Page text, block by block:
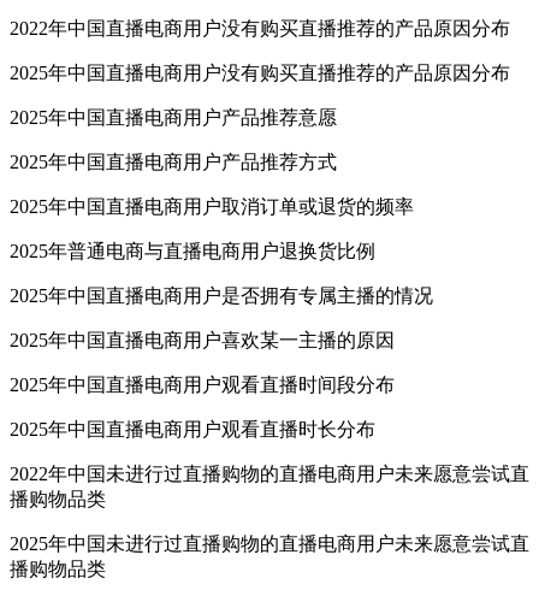
2022年中国直播电商用户没有购买直播推荐的产品原因分布
2025年中国直播电商用户没有购买直播推荐的产品原因分布
2025年中国直播电商用户产品推荐意愿
2025年中国直播电商用户产品推荐方式
2025年中国直播电商用户取消订单或退货的频率
2025年普通电商与直播电商用户退换货比例
2025年中国直播电商用户是否拥有专属主播的情况
2025年中国直播电商用户喜欢某一主播的原因
2025年中国直播电商用户观看直播时间段分布
2025年中国直播电商用户观看直播时长分布
2022年中国未进行过直播购物的直播电商用户未来愿意尝试直
播购物品类
2025年中国未进行过直播购物的直播电商用户未来愿意尝试直
播购物品类